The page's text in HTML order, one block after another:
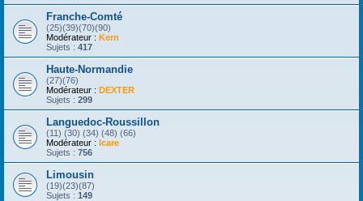
Franche-Comté
(25)(39)(70)(90)
Modérateur : Kern
Sujets : 417
Haute-Normandie
(27)(76)
Modérateur : DEXTER
Sujets : 299
Languedoc-Roussillon
(11) (30) (34) (48) (66)
Modérateur : Icare
Sujets : 756
Limousin
(19)(23)(87)
Sujets : 149